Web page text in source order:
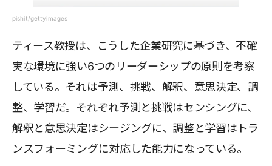
pishit/gettyimages
ティース教授は、こうした企業研究に基づき、不確
実な環境に強い6つのリーダーシップの原則を考察
している。それは予測、挑戦、解釈、意思決定、調
整、学習だ。それぞれ予測と挑戦はセンシングに、
解釈と意思決定はシージングに、調整と学習はトラ
ンスフォーミングに対応した能力になっている。